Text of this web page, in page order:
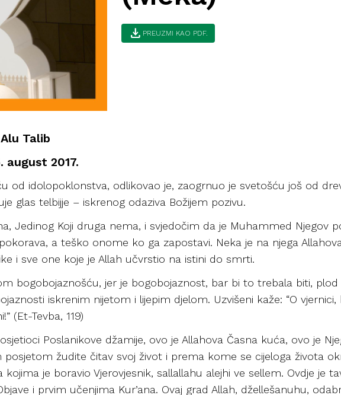
download PREUZMI KAO PDF.
Talib
august 2017.
od idolopoklonstva, odlikovao je, zaogrnuo je svetošću još od
glas telbijje – iskrenog odaziva Božijem pozivu.
Jedinog Koji druga nema, i svjedočim da je Muhammed Njegov
a teško onome ko ga zapostavi. Neka je na njega
i sve one koje je Allah učvrstio na istini do smrti.
bogobojaznošću, jer je bogobojaznost, bar bi to trebala biti, plod
iskrenim nijetom i lijepim djelom. Uzvišeni kaže: “O vjernici,
(Et-Tevba, 119)
Poslanikove džamije, ovo je Allahova Časna kuća, ovo je
žudite čitav svoj život i prema kome se cijeloga života
je boravio Vjerovjesnik, sallallahu alejhi ve sellem. Ovdje je
i prvim učenjima Kur’ana. Ovaj grad Allah, džellešanuhu,